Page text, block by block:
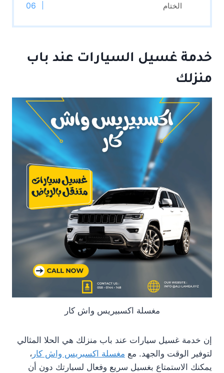
الختام
خدمة غسيل السيارات عند باب
منزلك
مغسلة اكسبيريس واش كار
إن خدمة غسيل سيارات عند باب منزلك هي الحلا المثالي
لتوفير الوقت والجهد. مع مغسلة اكسبريس واش كار ،
يمكنك الاستمتاع بغسيل سريع وفعال لسيارتك دون أن